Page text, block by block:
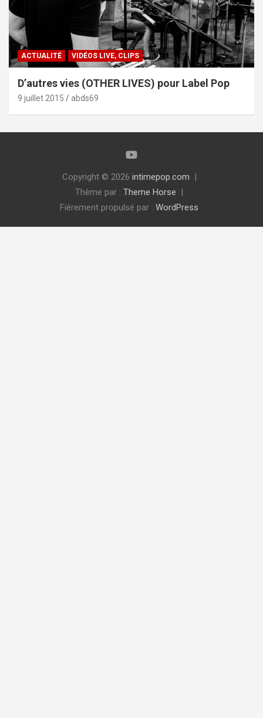
ACTUALITÉ VIDÉOS LIVE, CLIPS
D’autres vies (OTHER LIVES) pour Label Pop
9 juillet 2015 abds69
Copyright © 2026 intimepop.com
Thème par : Theme Horse
Fièrement propulsé par : WordPress